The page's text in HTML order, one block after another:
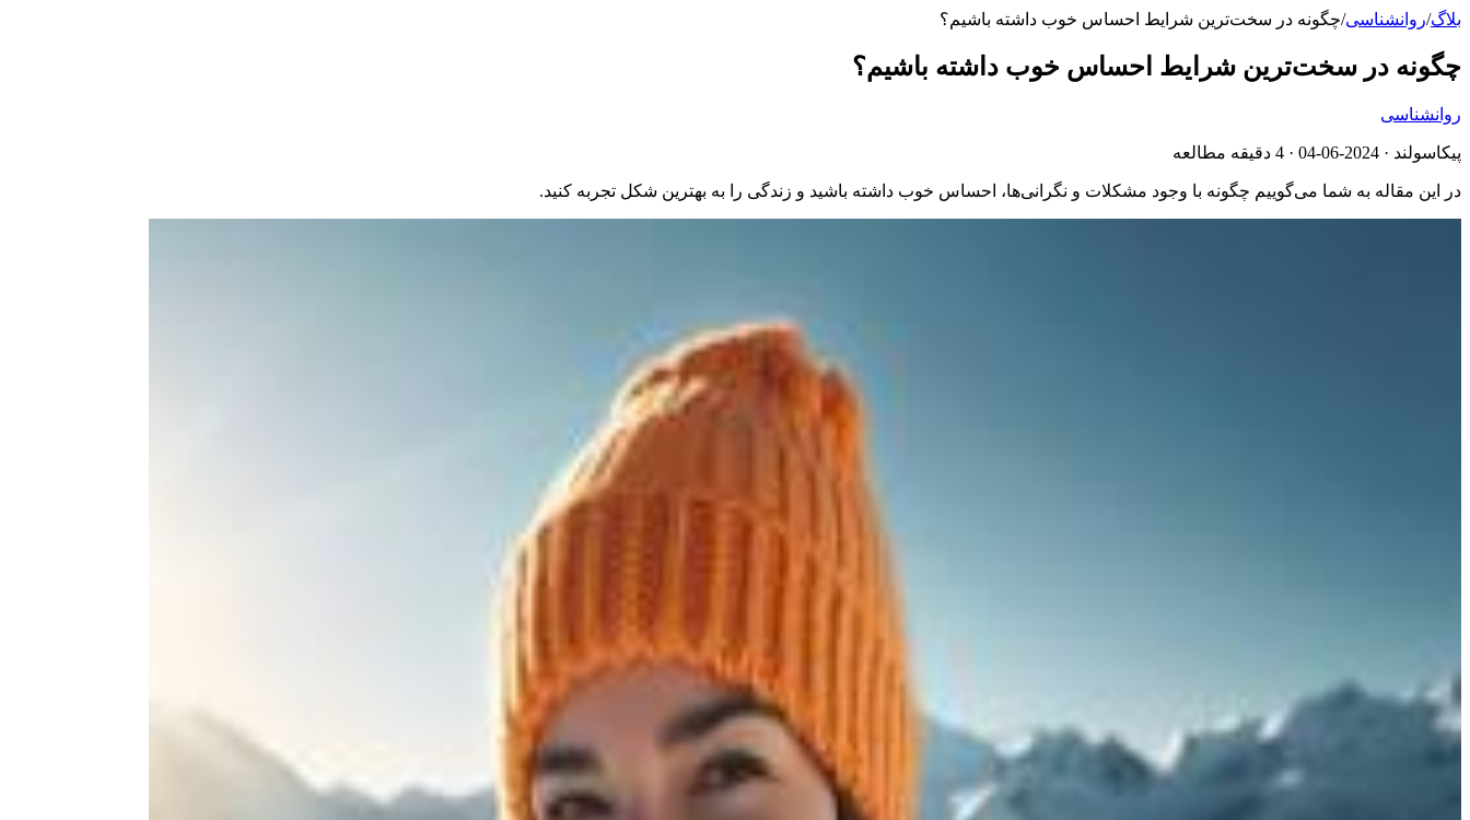
بلاگ/روانشناسی/چگونه در سخت‌ترین شرایط احساس خوب داشته باشیم؟
چگونه در سخت‌ترین شرایط احساس خوب داشته باشیم؟
روانشناسی
پیکاسولند · 2024-06-04 · 4 دقیقه مطالعه
در این مقاله به شما می‌گوییم چگونه با وجود مشکلات و نگرانی‌ها، احساس خوب داشته باشید و زندگی را به بهترین شکل تجربه کنید.